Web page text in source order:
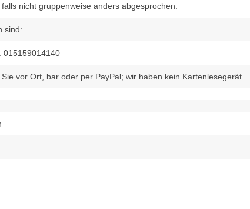
nicht gruppenweise anders abgesprochen.
sind:
015159014140
vor Ort, bar oder per PayPal; wir haben kein Kartenlesegerät.